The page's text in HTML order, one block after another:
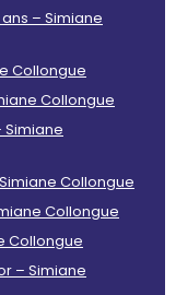
– Simiane
Collongue
Collongue
Simiane
Collongue
Collongue
Collongue
– Simiane